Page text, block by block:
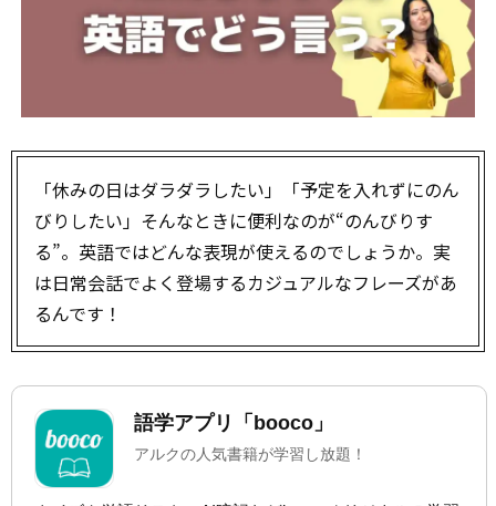
「休みの日はダラダラしたい」「予定を入れずにのん
びりしたい」――そんなときに便利なのが“のんびりす
る”。英語ではどんな表現が使えるのでしょうか。実
は日常会話でよく登場するカジュアルなフレーズがあ
るんです！